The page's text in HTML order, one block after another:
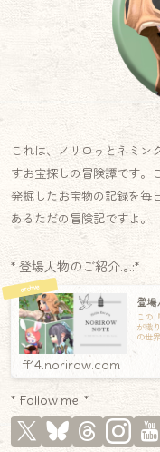
これは、ノリロゥとネミン
すお宝探しの冒険譚です。
発掘したお宝物の記録を毎
あるただの冒険記ですよ。
* 登場人物のご紹介.｡.:*
登場
この
が織
の世
ff14.norirow.com
* Follow me! *